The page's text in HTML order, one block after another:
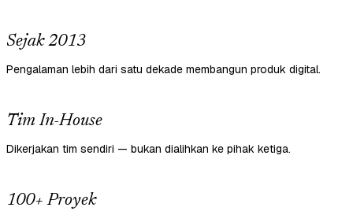
Sejak 2013
Pengalaman lebih dari satu dekade membangun produk digital.
Tim In-House
Dikerjakan tim sendiri — bukan dialihkan ke pihak ketiga.
100+ Proyek